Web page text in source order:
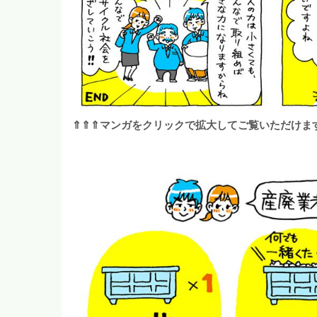
⇑⇑⇑マンガをクリックで拡大してご覧いただけま